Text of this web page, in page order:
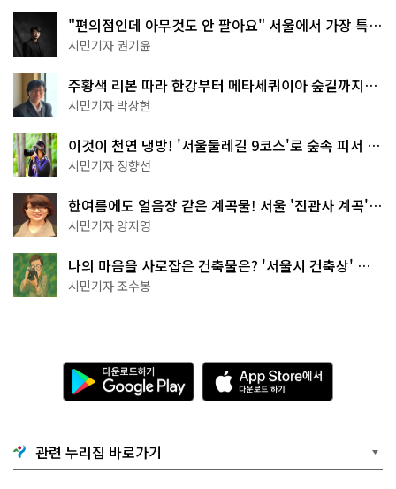
"편의점인데 아무것도 안 팔아요" 서울에서 가장 특별
한 편의점의 정체
시민기자 권기윤
주황색 리본 따라 한강부터 메타세쿼이아 숲길까지…
서울둘레길 15코스
시민기자 박상현
이것이 천연 냉방! '서울둘레길 9코스'로 숲속 피서 떠
나볼까
시민기자 정향선
한여름에도 얼음장 같은 계곡물! 서울 '진관사 계곡'이
천국이네~
시민기자 양지영
나의 마음을 사로잡은 건축물은? '서울시 건축상' 수
상작 공개!
시민기자 조수봉
다
운
로
기
G
o
A
p
p
e
관련 누리집 바로가기